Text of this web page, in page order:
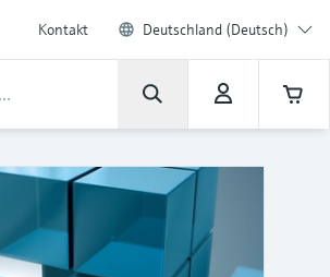
Kontakt Deutschland (Deutsch)